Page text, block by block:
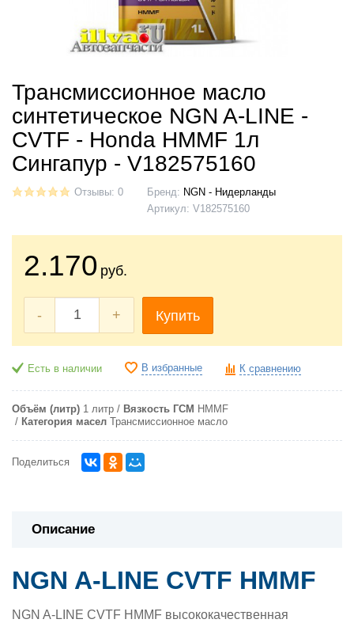
Трансмиссионное масло
синтетическое NGN A-LINE -
CVTF - Honda HMMF 1л
Сингапур - V182575160
Отзывы: 0 Бренд: NGN - Нидерланды
Артикул: V182575160
2.170 руб.
- + Купить
Есть в наличии В избранные К сравнению
Объём (литр) 1 литр Вязкость ГСМ HMMF
Категория масел
Трансмиссионное масло
Поделиться
Описание
NGN A-LINE CVTF HMMF
NGN A-LINE CVTF HMMF высококачественная